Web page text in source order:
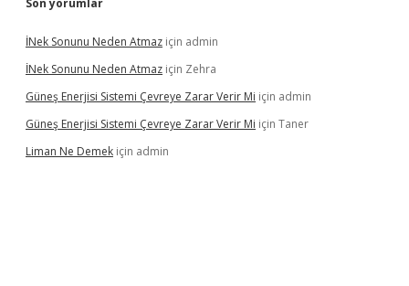
Son yorumlar
İNek Sonunu Neden Atmaz için admin
İNek Sonunu Neden Atmaz için Zehra
Güneş Enerjisi Sistemi Çevreye Zarar Verir Mi için admin
Güneş Enerjisi Sistemi Çevreye Zarar Verir Mi için Taner
Liman Ne Demek için admin